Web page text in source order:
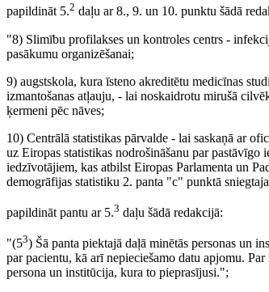
papildināt 5.2 daļu ar 8., 9. un 10. punktu šādā
"8) Slimību profilakses un kontroles centrs -
pasākumu organizēšanai;
9) augstskola, kura īsteno akreditētu medicīnas
izmantošanas atļauju, - lai noskaidrotu mirušā
ķermeni pēc nāves;
10) Centrālā statistikas pārvalde - lai saskaņā ar
uz Eiropas statistikas nodrošināšanu par
iedzīvotājiem, kas atbilst Eiropas Parlamenta un
demogrāfijas statistiku 2. panta "c" punktā
papildināt pantu ar 5.3 daļu šādā redakcijā:
"(53) Šā panta piektajā daļā minētās personas un
par pacientu, kā arī nepieciešamo datu apjomu.
persona un institūcija, kura to pieprasījusi.";